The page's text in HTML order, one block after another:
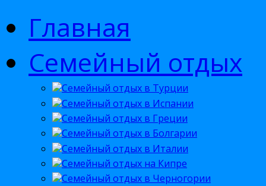
Главная
Семейный отдых
Семейный отдых в Турции
Семейный отдых в Испании
Семейный отдых в Греции
Семейный отдых в Болгарии
Семейный отдых в Италии
Семейный отдых на Кипре
Семейный отдых в Черногории